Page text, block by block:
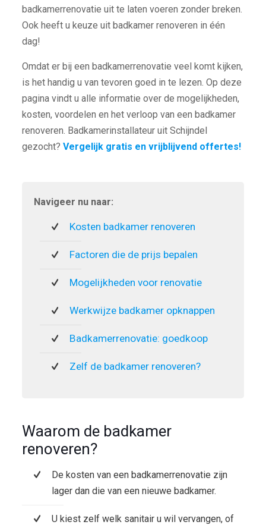
badkamerrenovatie uit te laten voeren zonder breken.
Ook heeft u keuze uit badkamer renoveren in één
dag!
Omdat er bij een badkamerrenovatie veel komt kijken,
is het handig u van tevoren goed in te lezen. Op deze
pagina vindt u alle informatie over de mogelijkheden,
kosten, voordelen en het verloop van een badkamer
renoveren. Badkamerinstallateur uit Schijndel
gezocht? Vergelijk gratis en vrijblijvend offertes!
Navigeer nu naar:
Kosten badkamer renoveren
Factoren die de prijs bepalen
Mogelijkheden voor renovatie
Werkwijze badkamer opknappen
Badkamerrenovatie: goedkoop
Zelf de badkamer renoveren?
Waarom de badkamer
renoveren?
De kosten van een badkamerrenovatie zijn
lager dan die van een nieuwe badkamer.
U kiest zelf welk sanitair u wil vervangen, of